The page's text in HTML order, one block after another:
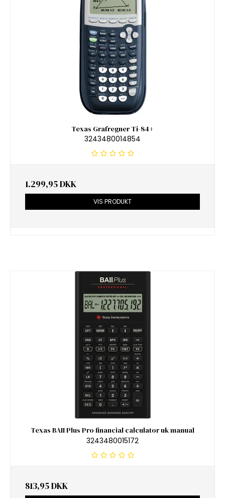
Texas Grafregner Ti-84+
3243480014854
1.299,95 DKK
VIS PRODUKT
Texas BAII Plus Pro financial calculator uk manual
3243480015172
813,95 DKK